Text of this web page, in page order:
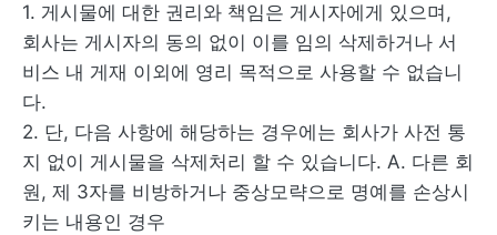
1. 게시물에 대한 권리와 책임은 게시자에게 있으며,
회사는 게시자의 동의 없이 이를 임의 삭제하거나 서
비스 내 게재 이외에 영리 목적으로 사용할 수 없습니
다.
2. 단, 다음 사항에 해당하는 경우에는 회사가 사전 통
지 없이 게시물을 삭제처리 할 수 있습니다. A. 다른 회
원, 제 3자를 비방하거나 중상모략으로 명예를 손상시
키는 내용인 경우